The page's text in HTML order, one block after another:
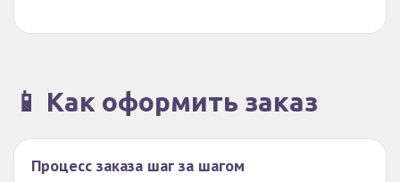
📱 Как оформить заказ
Процесс заказа шаг за шагом